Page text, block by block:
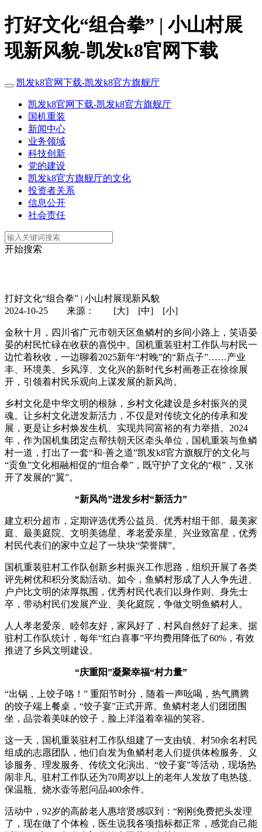
打好文化“组合拳” | 小山村展
现新风貌-凯发k8官网下载
凯发k8官网下载-凯发k8官方旗舰厅
凯发k8官网下载-凯发k8官方旗舰厅
国机重装
新闻中心
业务领域
科技创新
党的建设
凯发k8官方旗舰厅的文化
投资者关系
信息公开
社会责任
开始搜索
打好文化“组合拳” | 小山村展现新风貌
2024-10-25 来源： [大] [中] [小]
金秋十月，四川省广元市朝天区鱼鳞村的乡间小路上，笑语晏
晏的村民忙碌在收获的喜悦中。国机重装驻村工作队与村民一
边忙着秋收，一边聊着2025新年“村晚”的“新点子”……产业
丰、环境美、乡风淳、文化兴的新时代乡村画卷正在徐徐展
开，引领着村民乐观向上谋发展的新风尚。
乡村文化是中华文明的根脉，乡村文化建设是乡村振兴的灵
魂。让乡村文化迸发新活力，不仅是对传统文化的传承和发
展，更是让乡村焕发生机、实现共同富裕的有力举措。2024
年，作为国机集团定点帮扶朝天区牵头单位，国机重装与鱼鳞
村一道，打出了一套“和·善之道”凯发k8官方旗舰厅的文化与
“贡鱼”文化相融相促的“组合拳”，既守护了文化的“根”，又张
开了发展的“翼”。
“新风尚”迸发乡村“新活力”
建立积分超市，定期评选优秀公益员、优秀村组干部、最美家
庭、最美庭院、文明美德星、孝老爱亲星、兴业致富星，优秀
村民代表们的家中立起了一块块“荣誉牌”。
国机重装驻村工作队创新乡村振兴工作思路，组织开展了各类
评先树优和积分奖励活动。如今，鱼鳞村形成了人人争先进、
户户比文明的浓厚氛围，优秀村民代表们以身作则、身先士
卒，带动村民们发展产业、美化庭院，争做文明鱼鳞村人。
人人孝老爱亲、睦邻友好，家风好了，村风自然好了起来。据
驻村工作队统计，每年“红白喜事”平均费用降低了60%，有效
推进了乡风文明建设。
“庆重阳”凝聚幸福“村力量”
“出锅，上饺子咯！” 重阳节时分，随着一声吆喝，热气腾腾
的饺子端上餐桌，“饺子宴”正式开席。鱼鳞村老人们团团围
坐，品尝着美味的饺子，脸上洋溢着幸福的笑容。
这一天，国机重装驻村工作队组建了一支由镇、村50余名村民
组成的志愿团队，他们自发为鱼鳞村老人们提供体检服务、义
诊服务、理发服务、传统文化演出、“饺子宴”等活动，现场热
闹非凡。驻村工作队还为70周岁以上的老年人发放了电热毯、
保温瓶、烧水壶等慰问品400余件。
活动中，92岁的高龄老人惠培贤感叹到：“刚刚免费把头发理
了，现在做了个体检，医生说我各项指标都正常，感觉自己能